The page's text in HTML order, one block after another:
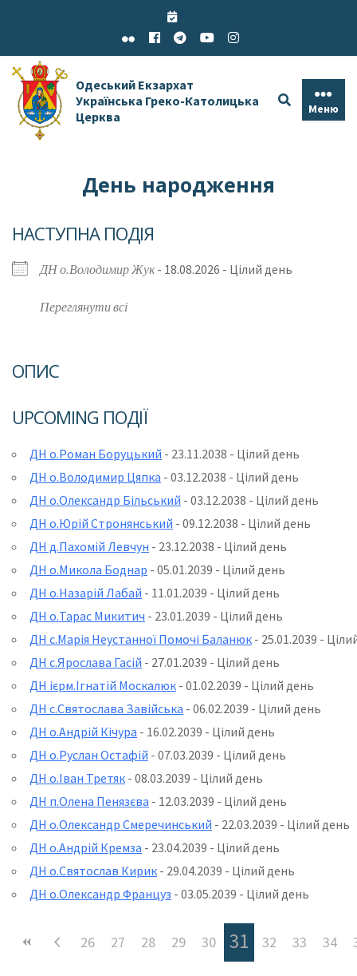
Одеський Екзархат
Українська Греко-Католицька
Церква
Меню
День народження
НАСТУПНА ПОДІЯ
ДН о.Володимир Жук- 18.08.2026 - Цілий день
Переглянути всі
ОПИС
UPCOMING ПОДІЇ
ДН о.Роман Боруцький - 23.11.2038 - Цілий день
ДН о.Володимир Цяпка - 03.12.2038 - Цілий день
ДН о.Олександр Більський - 03.12.2038 - Цілий день
ДН о.Юрій Стронянський - 09.12.2038 - Цілий день
ДН д.Пахомій Левчун - 23.12.2038 - Цілий день
ДН о.Микола Боднар - 05.01.2039 - Цілий день
ДН о.Назарій Лабай - 11.01.2039 - Цілий день
ДН о.Тарас Микитич - 23.01.2039 - Цілий день
ДН с.Марія Неустанної Помочі Баланюк - 25.01.2039 -
ДН с.Ярослава Гасій - 27.01.2039 - Цілий день
ДН ієрм.Ігнатій Москалюк - 01.02.2039 - Цілий день
ДН с.Святослава Завійська - 06.02.2039 - Цілий день
ДН о.Андрій Кічура - 16.02.2039 - Цілий день
ДН о.Руслан Остафій - 07.03.2039 - Цілий день
ДН о.Іван Третяк - 08.03.2039 - Цілий день
ДН п.Олена Пенязєва - 12.03.2039 - Цілий день
ДН о.Олександр Смеречинський - 22.03.2039 - Цілий день
ДН о.Андрій Кремза - 23.04.2039 - Цілий день
ДН о.Святослав Кирик - 29.04.2039 - Цілий день
ДН о.Олександр Француз - 03.05.2039 - Цілий день
26 27 28 29 30 31 32 33 34